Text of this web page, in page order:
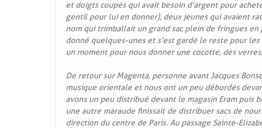
et doigts coupés qui avait besoin d’argent pour
gentil pour lui en donner), deux jeunes qui avaient
nom qui trimballait un grand sac plein de fringues
donné quelques-unes et s’est gardé le reste pour
un moment pour nous donner une cocotte, des
De retour sur Magenta, personne avant Jacques
musique orientale et nous ont un peu débordés
avons un peu distribué devant le magasin Eram puis
une autre maraude finissait de distribuer sacs de
direction du centre de Paris. Au passage Sainte-